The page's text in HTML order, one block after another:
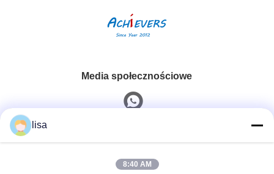
Media społecznościowe
lisa
8:40 AM